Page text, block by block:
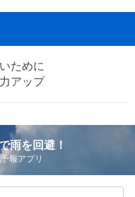
ために
アップ
雨を回避！
報アプリ